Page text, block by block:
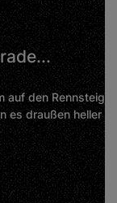
auf den Rennsteig
es draußen heller